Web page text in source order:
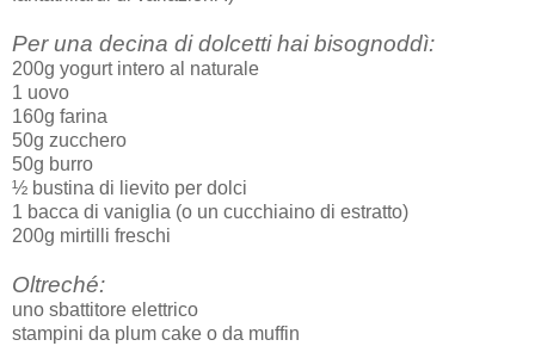
Per una decina di dolcetti hai bisognoddì:
200g yogurt intero al naturale
1 uovo
160g farina
50g zucchero
50g burro
½ bustina di lievito per dolci
1 bacca di vaniglia (o un cucchiaino di estratto)
200g mirtilli freschi
Oltreché:
uno sbattitore elettrico
stampini da plum cake o da muffin